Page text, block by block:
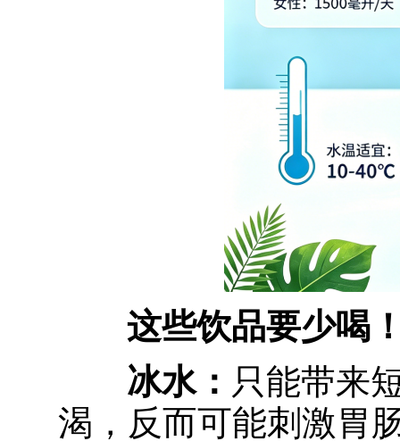
这些饮品要少喝
冰水： 只能带来
渴，反而可能刺激胃